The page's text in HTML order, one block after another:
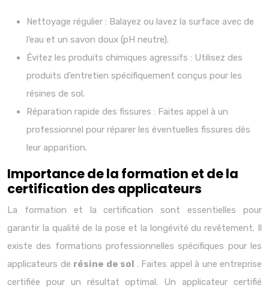
Nettoyage régulier : Balayez ou lavez la surface avec de
l’eau et un savon doux (pH neutre).
Évitez les produits chimiques agressifs : Utilisez des
produits d’entretien spécifiquement conçus pour les
résines de sol.
Réparation rapide des fissures : Faites appel à un
professionnel pour réparer les éventuelles fissures dès
leur apparition.
Importance de la formation et de la
certification des applicateurs
La formation et la certification sont essentielles pour
garantir la qualité de la pose et la longévité du revêtement. Il
existe des formations professionnelles spécifiques pour les
applicateurs de résine de sol . Faites appel à une entreprise
certifiée pour un résultat optimal. Un applicateur certifié